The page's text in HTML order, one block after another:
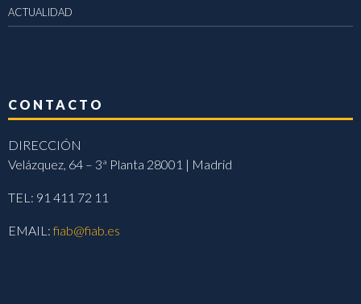
ACTUALIDAD
CONTACTO
DIRECCIÓN
Velázquez, 64 – 3ª Planta 28001 | Madrid
TEL: 91 411 72 11
EMAIL:fiab@fiab.es